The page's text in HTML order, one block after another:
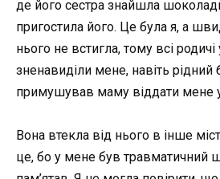
де його сестра знайшла
пригостила його. Це була я, а
нього не встигла, тому всі
зненавиділи мене, навіть рідний
примушував маму віддати мене
Вона втекла від нього в інше
це, бо у мене був травматичний